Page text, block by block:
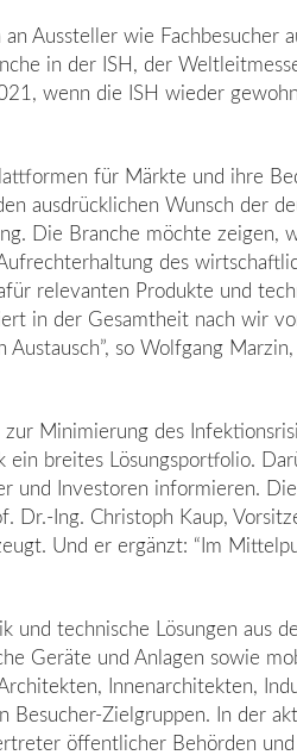
Aussteller wie Fachbesucher
in der ISH, der
wenn die ISH wieder
für Märkte und ihre
ausdrücklichen Wunsch der
Die Branche möchte zeigen,
des
relevanten Produkte und
in der Gesamtheit nach wir
so Wolfgang
Minimierung des
breites Lösungsportfolio.
und Investoren informieren.
Dr.-Ing. Christoph Kaup,
Und er ergänzt: “Im
und technische Lösungen aus
Geräte und Anlagen sowie
Innenarchitekten,
Zielgruppen. In der
öffentlicher Behörden